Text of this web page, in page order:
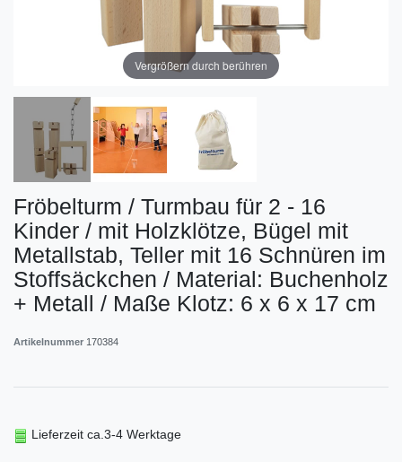
Vergrößern durch berühren
Fröbelturm / Turmbau für 2 - 16
Kinder / mit Holzklötze, Bügel mit
Metallstab, Teller mit 16 Schnüren im
Stoffsäckchen / Material: Buchenholz
+ Metall / Maße Klotz: 6 x 6 x 17 cm
Artikelnummer 170384
Lieferzeit ca.3-4 Werktage